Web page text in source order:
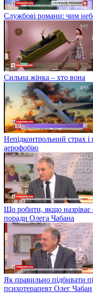
Службові романи: чим
Сильна жінка – хто вона
Непідконтрольний страх і
аерофобію
Що робити, якщо назріває
поради Олега Чабана
Як правильно підбивати
психотерапевт Олег Чабан